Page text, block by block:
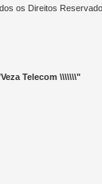
os Direitos
Telecom \\\\\\\"